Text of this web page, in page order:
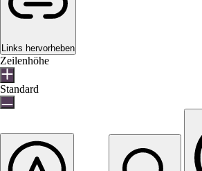
Links hervorheben
Zeilenhöhe
Standard